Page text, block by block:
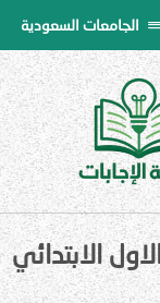
الجامعات السعودية
الابتدائي